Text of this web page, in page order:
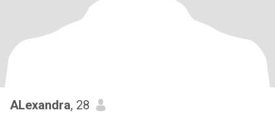
ALexandra, 28